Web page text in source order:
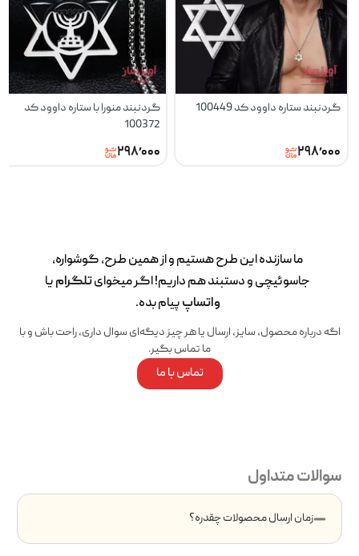
گردنبند ستاره داوود کد 100449
۲۹۸٬۰۰۰
گردنبند منورا با ستاره داوود کد
100372
۲۹۸٬۰۰۰
ما سازنده این طرح‌ هستیم و از همین طرح، گوشواره،
جاسوئیچی و دستبند هم داریم! اگر میخوایتلگرامیا
واتساپپیام بده.
اگه درباره محصول، سایز، ارسال یا هر چیز دیگه‌ای سوال داری، راحت باش و با
ما تماس بگیر.
تماس با ما
سوالات متداول
زمان ارسال محصولات چقدره؟